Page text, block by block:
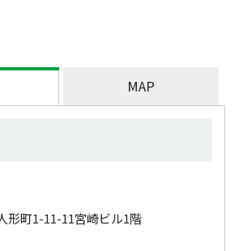
MAP
形町1-11-11宮崎ビル1階